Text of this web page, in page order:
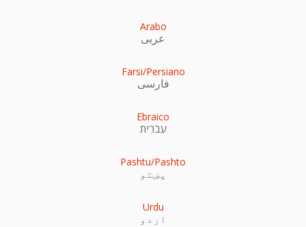
Arabo
عربى
Farsi/Persiano
فارسی
Ebraico
עִברִית
Pashtu/Pashto
پښتو
Urdu
اردو